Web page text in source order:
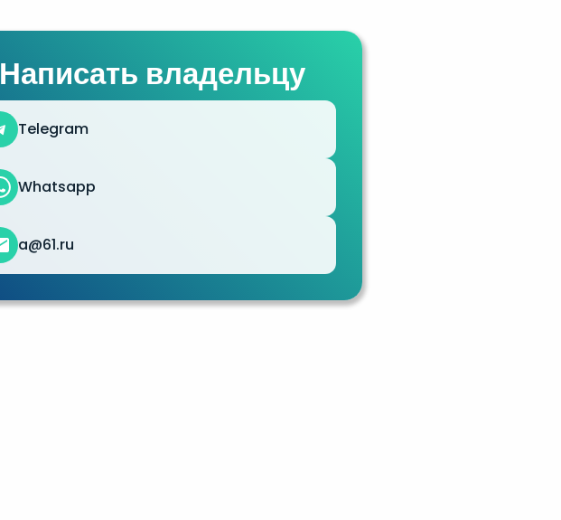
Написать владельцу
Telegram
Whatsapp
a@61.ru